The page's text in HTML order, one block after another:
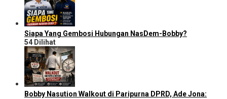
Siapa Yang Gembosi Hubungan NasDem-Bobby?
54 Dilihat
Bobby Nasution Walkout di Paripurna DPRD, Ade Jona: